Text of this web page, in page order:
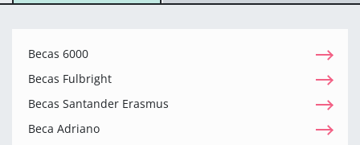
Becas 6000
Becas Fulbright
Becas Santander Erasmus
Beca Adriano